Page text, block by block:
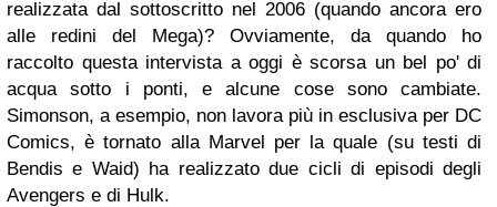
realizzata dal sottoscritto nel 2006 (quando ancora ero
alle redini del Mega)? Ovviamente, da quando ho
raccolto questa intervista a oggi è scorsa un bel po' di
acqua sotto i ponti, e alcune cose sono cambiate.
Simonson, a esempio, non lavora più in esclusiva per DC
Comics, è tornato alla Marvel per la quale (su testi di
Bendis e Waid) ha realizzato due cicli di episodi degli
Avengers e di Hulk.